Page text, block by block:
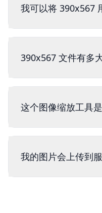
我可以将 390x567
390x567 文件有多
这个图像缩放工具
我的图片会上传到